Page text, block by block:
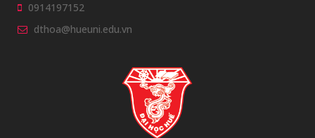
0914197152
dthoa@hueuni.edu.vn